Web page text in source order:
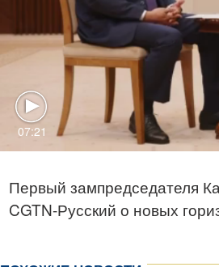
07:21
Первый зампредседателя
CGTN-Русский о новых